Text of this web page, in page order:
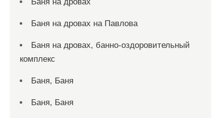
Баня на дровах на Павлова
Баня на дровах, банно-оздоровительный
комплекс
Баня, Баня
Баня, Баня